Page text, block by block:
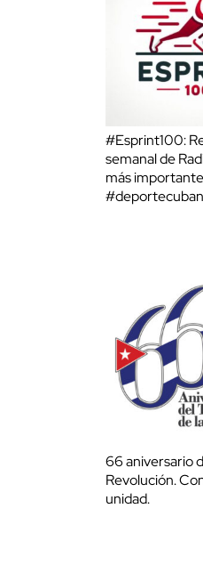
#Esprint100:
semanal de
más
66 aniversario
Revolución.
unidad.